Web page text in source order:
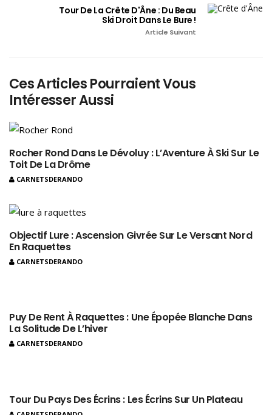
Tour De La Crête D'Âne : Du Beau
Ski Droit Dans Le Bure !
Article Suivant
Ces Articles Pourraient Vous
Intéresser Aussi
Rocher Rond Dans Le Dévoluy : L’Aventure À Ski Sur Le
Toit De La Drôme
CARNETSDERANDO
Objectif Lure : Ascension Givrée Sur Le Versant Nord
En Raquettes
CARNETSDERANDO
Puy De Rent À Raquettes : Une Épopée Blanche Dans
La Solitude De L’hiver
CARNETSDERANDO
Tour Du Pays Des Écrins : Les Écrins Sur Un Plateau